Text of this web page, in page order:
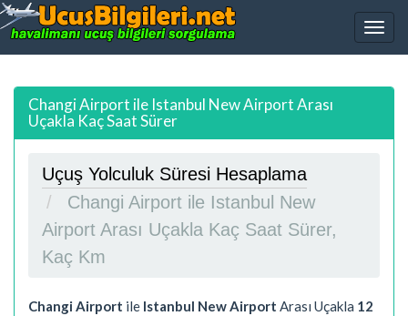
Changi Airport ile Istanbul New Airport Arası
Uçakla Kaç Saat Sürer
Uçuş Yolculuk Süresi Hesaplama
Changi Airport ile Istanbul New
Airport Arası Uçakla Kaç Saat Sürer,
Kaç Km
Changi Airport ile Istanbul New Airport Arası Uçakla 12